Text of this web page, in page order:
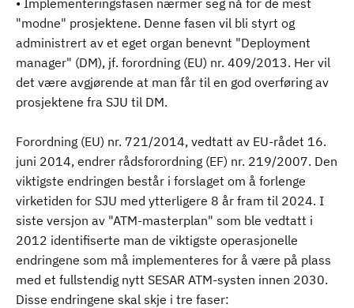
• Implementeringsfasen nærmer seg nå for de mest
"modne" prosjektene. Denne fasen vil bli styrt og
administrert av et eget organ benevnt "Deployment
manager" (DM), jf. forordning (EU) nr. 409/2013. Her vil
det være avgjørende at man får til en god overføring av
prosjektene fra SJU til DM.
Forordning (EU) nr. 721/2014, vedtatt av EU-rådet 16.
juni 2014, endrer rådsforordning (EF) nr. 219/2007. Den
viktigste endringen består i forslaget om å forlenge
virketiden for SJU med ytterligere 8 år fram til 2024. I
siste versjon av "ATM-masterplan" som ble vedtatt i
2012 identifiserte man de viktigste operasjonelle
endringene som må implementeres for å være på plass
med et fullstendig nytt SESAR ATM-systen innen 2030.
Disse endringene skal skje i tre faser: